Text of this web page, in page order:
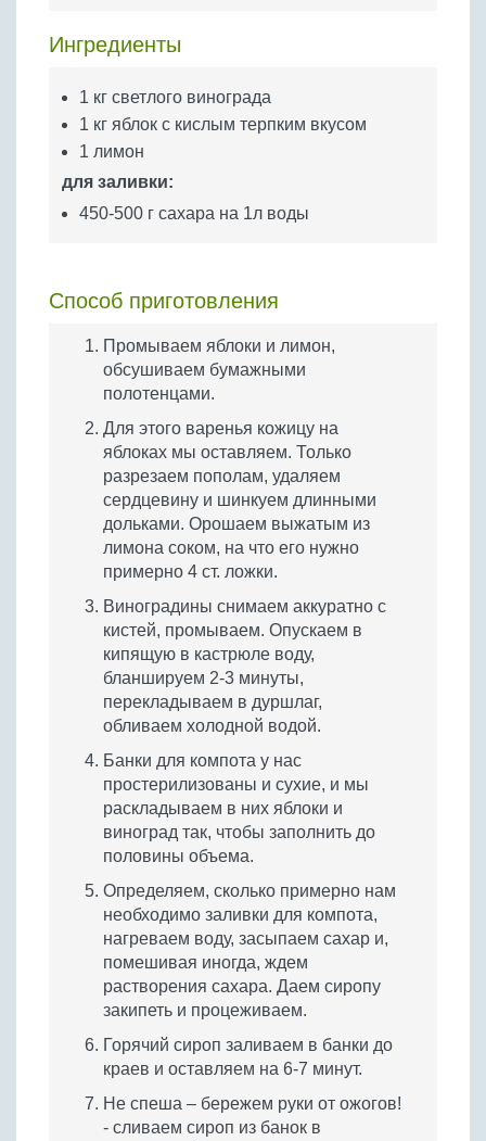
Яйца
Ингредиенты
1 кг светлого винограда
1 кг яблок с кислым терпким вкусом
1 лимон
для заливки:
450-500 г сахара на 1л воды
Способ приготовления
Промываем яблоки и лимон,
обсушиваем бумажными
полотенцами.
Для этого варенья кожицу на
яблоках мы оставляем. Только
разрезаем пополам, удаляем
сердцевину и шинкуем длинными
дольками. Орошаем выжатым из
лимона соком, на что его нужно
примерно 4 ст. ложки.
Виноградины снимаем аккуратно с
кистей, промываем. Опускаем в
кипящую в кастрюле воду,
бланшируем 2-3 минуты,
перекладываем в дуршлаг,
обливаем холодной водой.
Банки для компота у нас
простерилизованы и сухие, и мы
раскладываем в них яблоки и
виноград так, чтобы заполнить до
половины объема.
Определяем, сколько примерно нам
необходимо заливки для компота,
нагреваем воду, засыпаем сахар и,
помешивая иногда, ждем
растворения сахара. Даем сиропу
закипеть и процеживаем.
Горячий сироп заливаем в банки до
краев и оставляем на 6-7 минут.
Не спеша – бережем руки от ожогов!
- сливаем сироп из банок в